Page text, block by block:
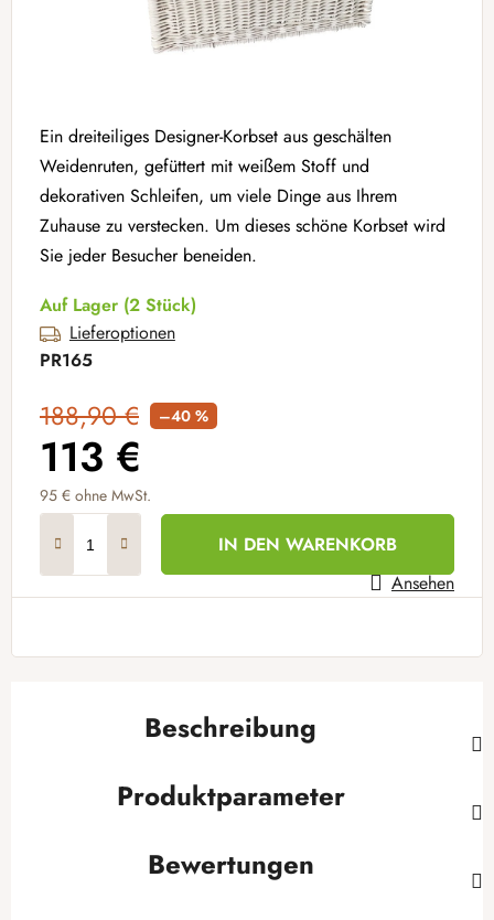
Ein dreiteiliges Designer-Korbset aus geschälten
Weidenruten, gefüttert mit weißem Stoff und
dekorativen Schleifen, um viele Dinge aus Ihrem
Zuhause zu verstecken. Um dieses schöne Korbset wird
Sie jeder Besucher beneiden.
Auf Lager (2 Stück)
Lieferoptionen
PR165
188,90 € –40 %
113 €
95 € ohne MwSt.
IN DEN WARENKORB
Ansehen
Beschreibung
Produktparameter
Bewertungen